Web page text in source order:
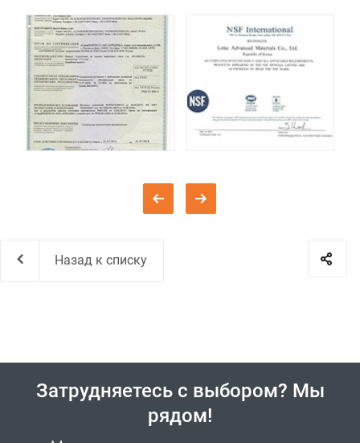
Назад к списку
Затрудняетесь с выбором? Мы
рядом!